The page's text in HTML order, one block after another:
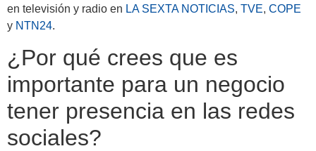
en televisión y radio en LA SEXTA NOTICIAS, TVE, COPE
y NTN24.
¿Por qué crees que es
importante para un negocio
tener presencia en las redes
sociales?